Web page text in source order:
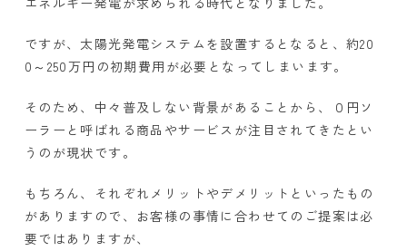
ですが、太陽光発電システムを設置するとなると、約20
0～250万円の初期費用が必要となってしまいます。
そのため、中々普及しない背景があることから、０円ソ
ーラーと呼ばれる商品やサービスが注目されてきたとい
うのが現状です。
もちろん、それぞれメリットやデメリットといったもの
がありますので、お客様の事情に合わせてのご提案は必
要ではありますが、